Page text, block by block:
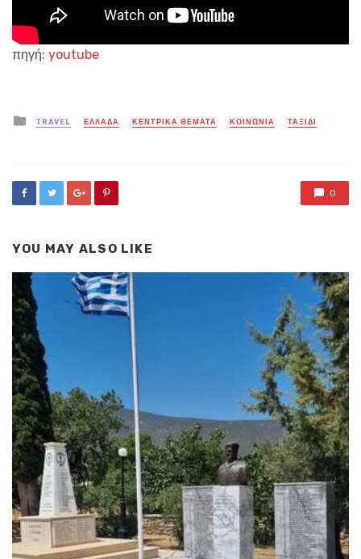
πηγή: youtube
Posted
in
TRAVEL ΕΛΛΑΔΑ ΚΕΝΤΡΙΚΑ ΘΕΜΑΤΑ ΚΟΙΝΩΝΙΑ ΤΑΞΙΔΙ
0
YOU MAY ALSO LIKE